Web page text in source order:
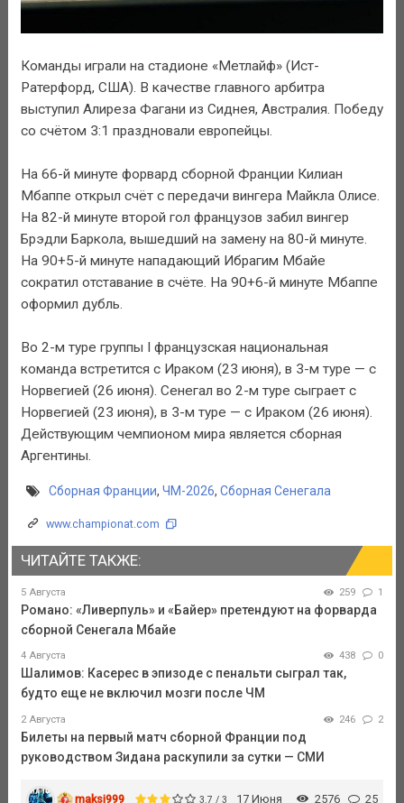
Команды играли на стадионе «Метлайф» (Ист-
Ратерфорд, США). В качестве главного арбитра
выступил Алиреза Фагани из Сиднея, Австралия. Победу
со счётом 3:1 праздновали европейцы.
На 66-й минуте форвард сборной Франции Килиан
Мбаппе открыл счёт с передачи вингера Майкла Олисе.
На 82-й минуте второй гол французов забил вингер
Брэдли Баркола, вышедший на замену на 80-й минуте.
На 90+5-й минуте нападающий Ибрагим Мбайе
сократил отставание в счёте. На 90+6-й минуте Мбаппе
оформил дубль.
Во 2-м туре группы I французская национальная
команда встретится с Ираком (23 июня), в 3-м туре — с
Норвегией (26 июня). Сенегал во 2-м туре сыграет с
Норвегией (23 июня), в 3-м туре — с Ираком (26 июня).
Действующим чемпионом мира является сборная
Аргентины.
Сборная Франции, ЧМ-2026, Сборная Сенегала
www.championat.com
ЧИТАЙТЕ ТАКЖЕ:
5 Августа 259 1
Романо: «Ливерпуль» и «Байер» претендуют на форварда
сборной Сенегала Мбайе
4 Августа 438 0
Шалимов: Касерес в эпизоде с пенальти сыграл так,
будто еще не включил мозги после ЧМ
2 Августа 246 2
Билеты на первый матч сборной Франции под
руководством Зидана раскупили за сутки — СМИ
maksi999 3.7 / 3 17 Июня 2576 25